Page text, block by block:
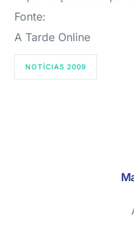
Fonte:
A Tarde Online
NOTÍCIAS 2009